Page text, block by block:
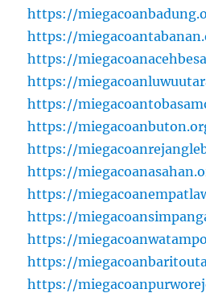
https://
https://
https://
https://
https://
https://
https://
https://
https://
https://
https://
https://
https://